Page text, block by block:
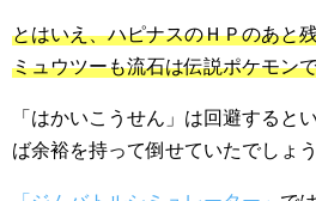
とはいえ、ハピナスのＨＰのあと
ミュウツーも流石は伝説ポケモン
「はかいこうせん」は回避すると
ば余裕を持って倒せていたでしょう